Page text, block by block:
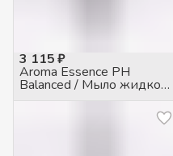
3 115 ₽
Aroma Essence PH
Balanced / Мыло жидкое